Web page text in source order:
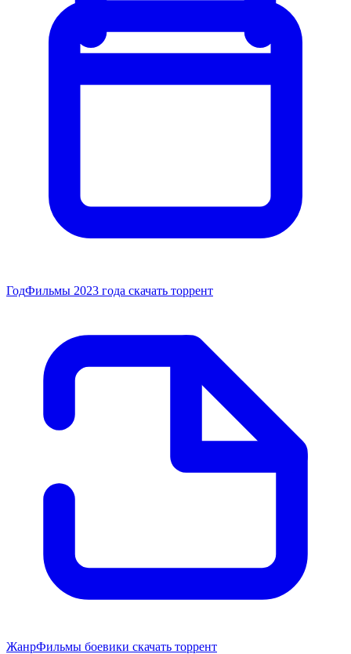
ГодФильмы 2023 года скачать торрент
ЖанрФильмы боевики скачать торрент